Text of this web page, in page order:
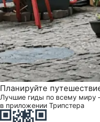
Планируйте
Лучшие гиды по всему миру
в приложении Трипстера